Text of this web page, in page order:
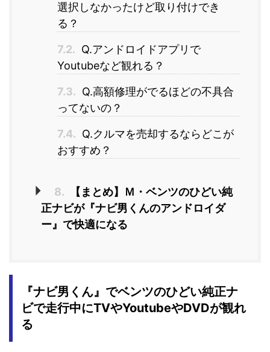
選択しなかったけど取り付けでき
る？
7.2. Q.アンドロイドアプリで
Youtubeなど観れる？
7.3. Q.高額修理がでるほどの不具合
ってないの？
7.4. Q.クルマを売却するならどこが
おすすめ？
8.
【まとめ】Ｍ・ベンツのひどい純
正ナビが『ナビ男くんのアンドロイダ
ー』で快適になる
『ナビ男くん』でベンツのひどい純正ナ
ビで走行中にTVやYoutubeやDVDが観れ
る